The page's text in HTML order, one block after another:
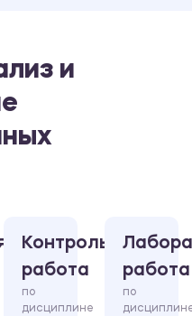
и
Контрольная
работа
по
дисциплине
работа
по